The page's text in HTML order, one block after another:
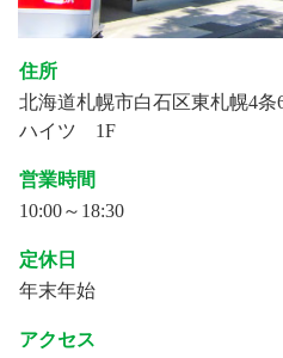
住所
北海道札幌市白石区東札幌4条
ハイツ 1F
営業時間
10:00～18:30
定休日
年末年始
アクセス